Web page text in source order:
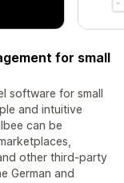
for small
software for small
and intuitive
can be
other third-party
German and